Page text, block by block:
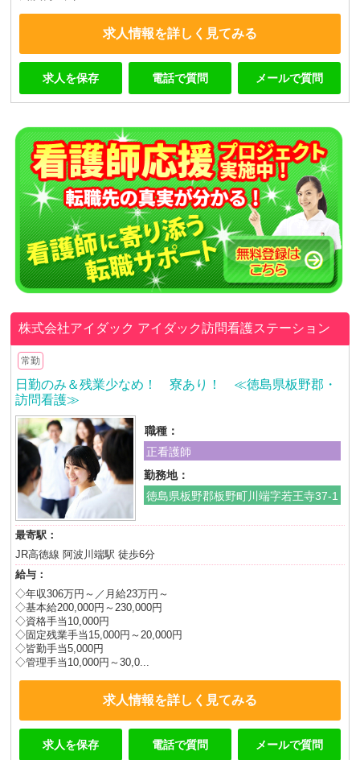
求人情報を詳しく見てみる
求人を保存 電話で質問 メールで質問
株式会社アイダック アイダック訪問看護ステーション
常勤
日勤のみ＆残業少なめ！ 寮あり！ ≪徳島県板野郡・
訪問看護≫
職種：
正看護師
勤務地：
徳島県板野郡板野町川端字若王寺37-1
最寄駅：
JR高徳線 阿波川端駅 徒歩6分
給与：
◇年収306万円～／月給23万円～
◇基本給200,000円～230,000円
◇資格手当10,000円
◇固定残業手当15,000円～20,000円
◇皆勤手当5,000円
◇管理手当10,000円～30,0...
求人情報を詳しく見てみる
求人を保存 電話で質問 メールで質問